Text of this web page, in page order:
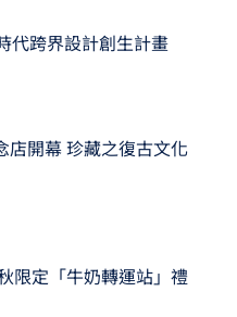
代跨界設計創生計畫
店開幕 珍藏之復古文化
限定「牛奶轉運站」禮